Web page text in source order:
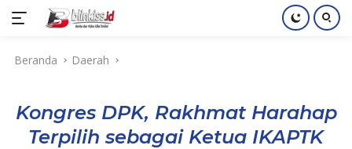
Beranda Daerah
Kongres DPK, Rakhmat Harahap
Terpilih sebagai Ketua IKAPTK